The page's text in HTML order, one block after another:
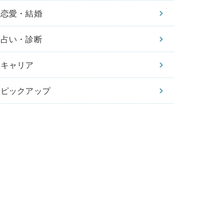
恋愛・結婚
占い・診断
キャリア
ピックアップ